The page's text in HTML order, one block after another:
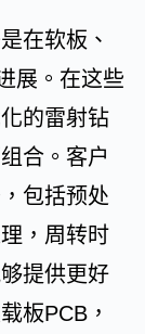
在软板、
展。在这些
的雷射钻
合。客户
包括预处
，周转时
提供更好
板PCB，